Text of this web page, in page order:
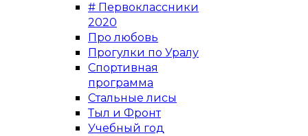
# Первоклассники
2020
Про любовь
Прогулки по Уралу
Спортивная
программа
Стальные лисы
Тыл и Фронт
Учебный год